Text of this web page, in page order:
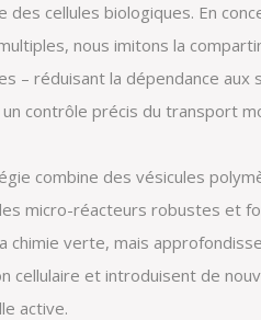
des cellules biologiques. En
nous imitons la
– réduisant la dépendance
contrôle précis du transport
combine des vésicules
micro-réacteurs robustes et
chimie verte, mais
cellulaire et introduisent de
active.